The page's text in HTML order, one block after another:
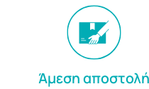
Άμεση αποστολή